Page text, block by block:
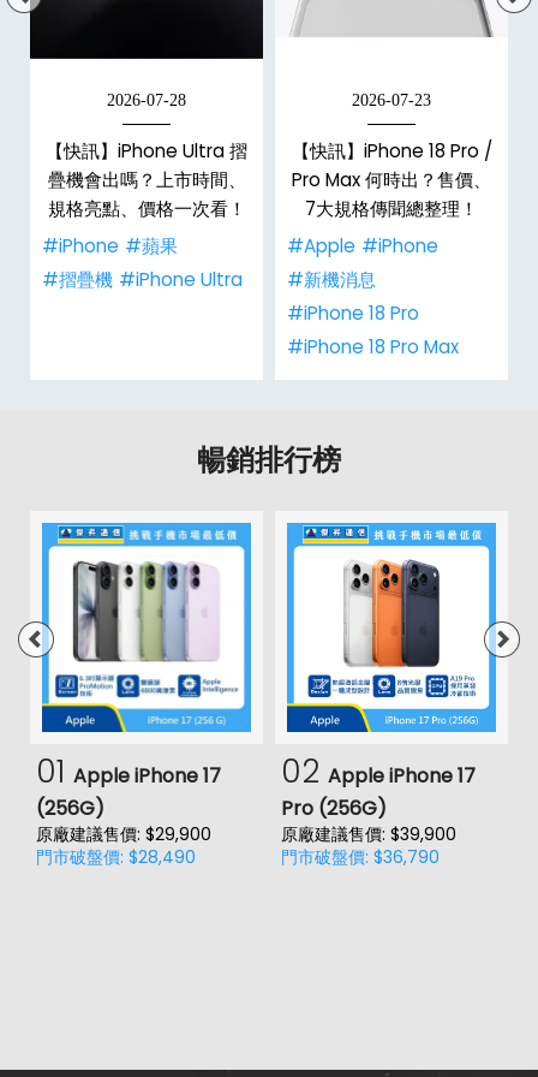
2026-07-28
【快訊】iPhone Ultra 摺
疊機會出嗎？上市時間、
規格亮點、價格一次看！
#iPhone #蘋果
#摺疊機 #iPhone Ultra
2026-07-23
【快訊】iPhone 18 Pro /
Pro Max 何時出？售價、
7大規格傳聞總整理！
#Apple #iPhone
#新機消息
#iPhone 18 Pro
#iPhone 18 Pro Max
暢銷排行榜
01 Apple iPhone 17
(256G)
原廠建議售價: $29,900
門市破盤價: $28,490
02 Apple iPhone 17
Pro (256G)
原廠建議售價: $39,900
門市破盤價: $36,790